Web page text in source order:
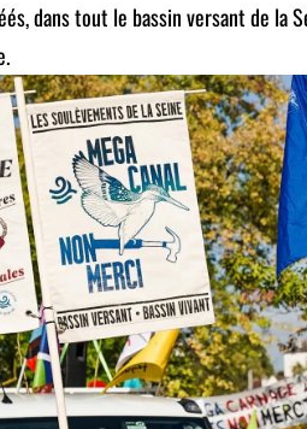
dans tout le bassin versant de la